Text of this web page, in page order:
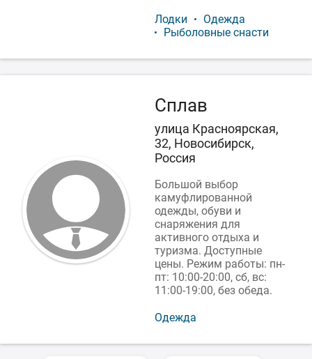
Лодки
Одежда
Рыболовные снасти
Сплав
улица Красноярская,
32, Новосибирск,
Россия
Большой выбор
камуфлированной
одежды, обуви и
снаряжения для
активного отдыха и
туризма. Доступные
цены. Режим работы: пн-
пт: 10:00-20:00, сб, вс:
11:00-19:00, без обеда.
Одежда